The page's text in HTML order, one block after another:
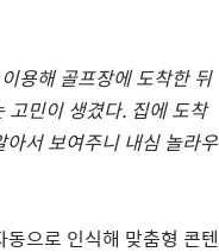
용해 골프장에 도착한 뒤
고민이 생겼다. 집에 도착
아서 보여주니 내심 놀라우
으로 인식해 맞춤형 콘텐